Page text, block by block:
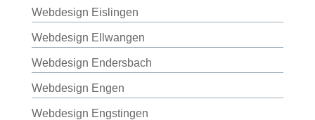
Webdesign Eislingen
Webdesign Ellwangen
Webdesign Endersbach
Webdesign Engen
Webdesign Engstingen